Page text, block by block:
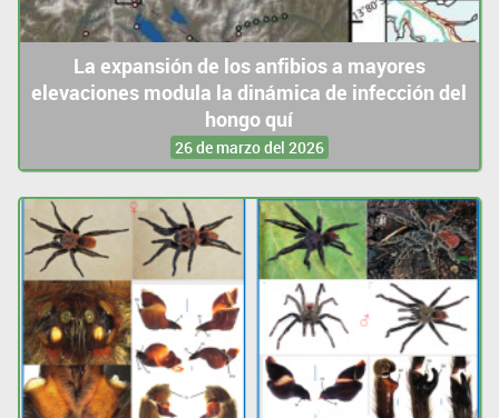
La expansión de los anfibios a mayores
elevaciones modula la dinámica de infección del
hongo quí
26 de marzo del 2026